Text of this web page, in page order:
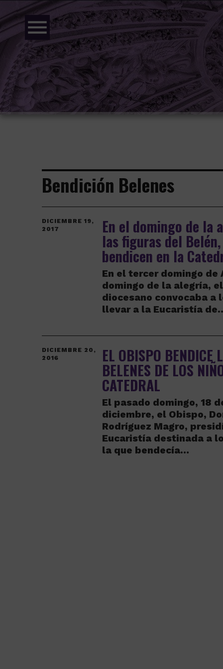
menu
Bendición Belenes
DICIEMBRE 19,
2017
En el domingo de la
las figuras del
bendicen en la
En el tercer domingo de
domingo de la alegría,
diocesano convocaba a
llevar a la Eucaristía
DICIEMBRE 20,
2016
EL OBISPO BENDICE
BELENES DE LOS
CATEDRAL
El pasado domingo, 18
diciembre, el Obispo,
Rodríguez Magro,
Eucaristía destinada a
la que bendecía…